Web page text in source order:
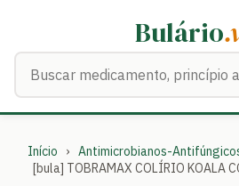
Bulário
Início › Antimicrobianos-
[bula] TOBRAMAX COLÍRIO KOALA